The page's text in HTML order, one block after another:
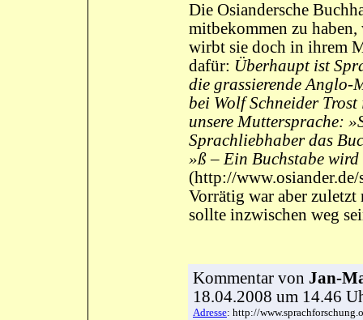
Die Osiandersche
mitbekommen zu
wirbt sie doch in ihrem
dafür: Überhaupt ist
die grassierende Anglo-
bei Wolf Schneider
unsere Muttersprache:
Sprachliebhaber das
»ß – Ein Buchstabe wird
(http://www.osiander.de/
Vorrätig war aber
sollte inzwischen weg
Kommentar von Jan-
18.04.2008 um 14.46
Adresse: http://